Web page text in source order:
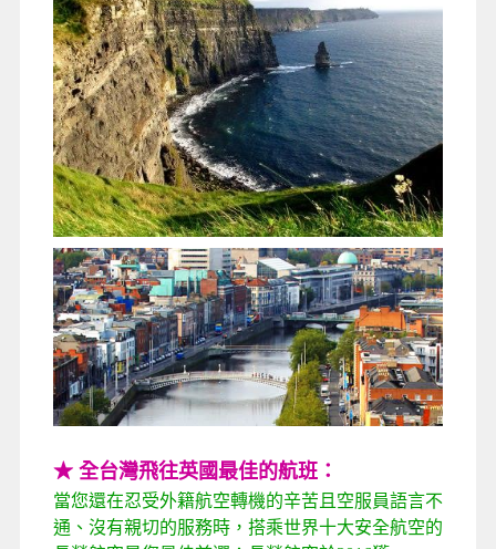
★ 全台灣飛往英國最佳的航班：
當您還在忍受外籍航空轉機的辛苦 且空服員語言不
通 、 沒有親切的服務時， 搭乘世界十大安全航空的